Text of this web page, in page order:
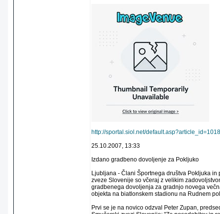
http://sportal.siol.net/
25.10.2007, 13:33
Izdano gradbeno dovoljenje za Pokljuko
Ljubljana - Člani Športnega društva Pokljuka in
zveze Slovenije so včeraj z velikim
gradbenega dovoljenja za gradnjo novega
objekta na biatlonskem stadionu na Rudnem
Prvi se je na novico odzval Peter Zupan,